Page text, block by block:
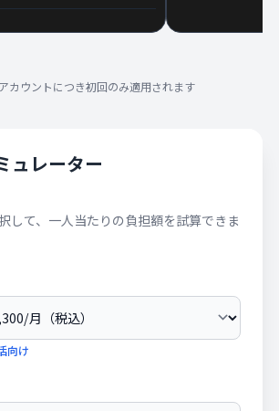
カウントにつき初回のみ適用されます
ュレーター
して、一人当たりの負担額を試算できま
向け